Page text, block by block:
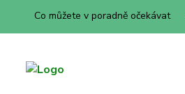
Co můžete v poradně očekávat